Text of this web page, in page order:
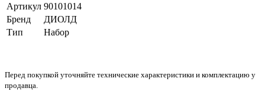
Артикул 90101014
Бренд
ДИОЛД
Тип
Набор
Перед покупкой уточняйте технические характеристики и комплектацию у
продавца.